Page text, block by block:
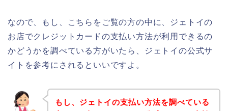
なので、もし、こちらをご覧の方の中に、ジェトイの
お店でクレジットカードの支払い方法が利用できるの
かどうかを調べている方がいたら、ジェトイの公式サ
イトを参考にされるといいですよ。
もし、ジェトイの支払い方法を調べている